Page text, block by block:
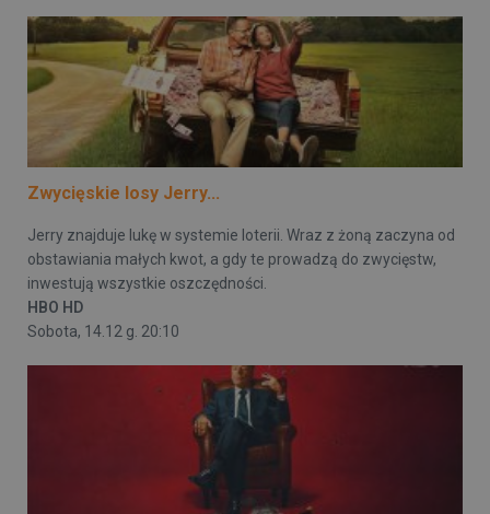
Zwycięskie losy Jerry...
Jerry znajduje lukę w systemie loterii. Wraz z żoną zaczyna od
obstawiania małych kwot, a gdy te prowadzą do zwycięstw,
inwestują wszystkie oszczędności.
HBO HD
Sobota, 14.12 g. 20:10